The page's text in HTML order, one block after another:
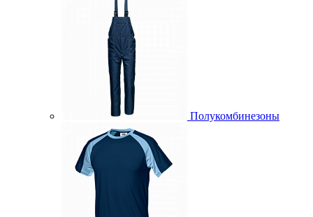
Полукомбинезоны